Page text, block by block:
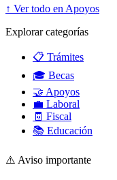
↑ Ver todo en Apoyos
Explorar categorías
📋 Trámites
🎓 Becas
🤝 Apoyos
💼 Laboral
🧾 Fiscal
📚 Educación
⚠️ Aviso importante